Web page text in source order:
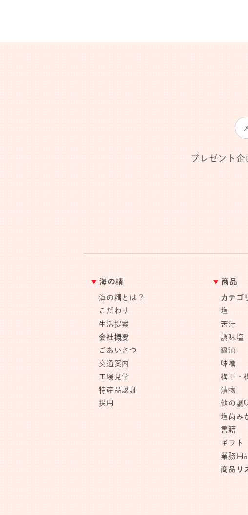
プレゼント企
海の精
海の精とは？
こだわり
生活提案
会社概要
ごあいさつ
交通案内
工場見学
特産品認証
採用
商品
カテゴ
塩
苦汁
調味塩
醤油
味噌
梅干・
漬物
他の調
塩歯み
書籍
ギフト
業務用
商品リ